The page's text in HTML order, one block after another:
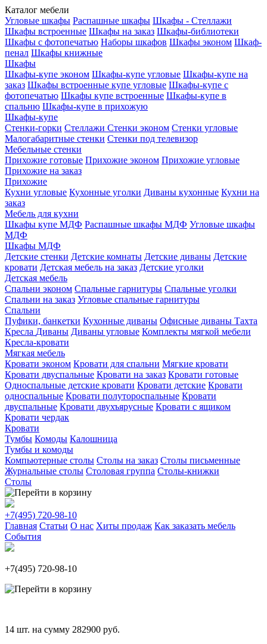
Каталог мебели
Угловые шкафы Распашные шкафы Шкафы - Стеллажи
Шкафы встроенные Шкафы на заказ Шкафы-библиотеки
Шкафы с фотопечатью Наборы шкафов Шкафы эконом Шкаф-
пенал Шкафы книжные
Шкафы
Шкафы-купе эконом Шкафы-купе угловые Шкафы-купе на
заказ Шкафы встроенные купе угловые Шкафы-купе с
фотопечатью Шкафы купе встроенные Шкафы-купе в
спальню Шкафы-купе в прихожую
Шкафы-купе
Стенки-горки Стеллажи Стенки эконом Стенки угловые
Малогабаритные стенки Стенки под телевизор
Мебельные стенки
Прихожие готовые Прихожие эконом Прихожие угловые
Прихожие на заказ
Прихожие
Кухни угловые Кухонные уголки Диваны кухонные Кухни на
заказ
Мебель для кухни
Шкафы купе МДФ Распашные шкафы МДФ Угловые шкафы
МДФ
Шкафы МДФ
Детские стенки Детские комнаты Детские диваны Детские
кровати Детская мебель на заказ Детские уголки
Детская мебель
Спальни эконом Спальные гарнитуры Спальные уголки
Спальни на заказ Угловые спальные гарнитуры
Спальни
Пуфики, банкетки Кухонные диваны Офисные диваны Тахта
Кресла Диваны Диваны угловые Комплекты мягкой мебели
Кресла-кровати
Мягкая мебель
Кровати эконом Кровати для спальни Мягкие кровати
Кровати двуспальные Кровати на заказ Кровати готовые
Односпальные детские кровати Кровати детские Кровати
односпальные Кровати полутороспальные Кровати
двуспальные Кровати двухъярусные Кровати с ящиком
Кровати чердак
Кровати
Тумбы Комоды Калошница
Тумбы и комоды
Компьютерные столы Столы на заказ Столы письменные
Журнальные столы Столовая группа Столы-книжки
Столы
+7(495) 720-98-10
Главная Статьи О нас Хиты продаж Как заказать мебель
События
+7(495) 720-98-10
14 шт. на сумму 282900 руб.